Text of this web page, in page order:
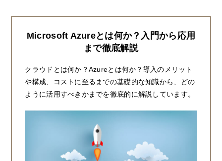
Microsoft Azureとは何か？入門から応用
まで徹底解説
クラウドとは何か？Azureとは何か？導入のメリット
や構成、コストに至るまでの基礎的な知識から、どの
ように活用すべきかまでを徹底的に解説しています。